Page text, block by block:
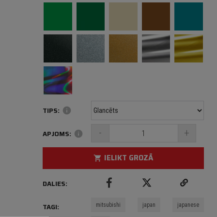
TIPS: info
APJOMS: info - +
shopping_cart IELIKT GROZĀ
DALIES:
TAGI: mitsubishi japan japanese